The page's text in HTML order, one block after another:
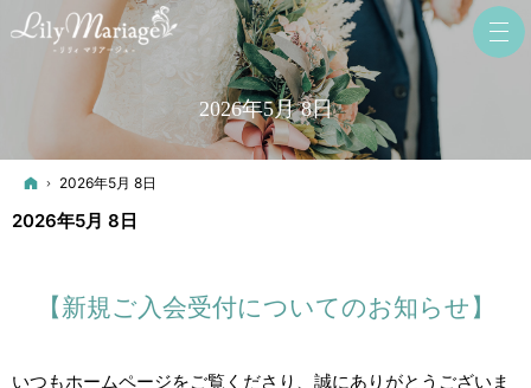
2026年5月 8日
ホーム
2026年5月 8日
2026年5月 8日
【新規ご入会受付についてのお知らせ】
いつもホームページをご覧くださり、誠にありがとうございま